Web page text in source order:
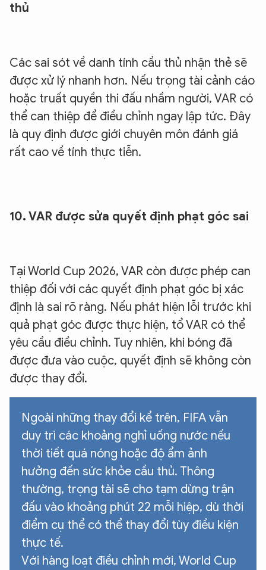
thủ
Các sai sót về danh tính cầu thủ nhận thẻ sẽ
được xử lý nhanh hơn. Nếu trọng tài cảnh cáo
hoặc truất quyền thi đấu nhầm người, VAR có
thể can thiệp để điều chỉnh ngay lập tức. Đây
là quy định được giới chuyên môn đánh giá
rất cao về tính thực tiễn.
10. VAR được sửa quyết định phạt góc sai
Tại World Cup 2026, VAR còn được phép can
thiệp đối với các quyết định phạt góc bị xác
định là sai rõ ràng. Nếu phát hiện lỗi trước khi
quả phạt góc được thực hiện, tổ VAR có thể
yêu cầu điều chỉnh. Tuy nhiên, khi bóng đã
được đưa vào cuộc, quyết định sẽ không còn
được thay đổi.
Ngoài những thay đổi kể trên, FIFA vẫn
duy trì các khoảng nghỉ uống nước nếu
thời tiết quá nóng hoặc độ ẩm ảnh
hưởng đến sức khỏe cầu thủ. Thông
thường, trọng tài sẽ cho tạm dừng trận
đấu vào khoảng phút 22 mỗi hiệp, dù thời
điểm cụ thể có thể thay đổi tùy điều kiện
thực tế.
Với hàng loạt điều chỉnh mới, World Cup
XIN CHÀO,
TÔI LÀ CHATBOT CỦA